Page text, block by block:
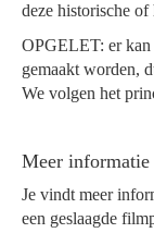
deze historische
OPGELET: er kan
gemaakt worden,
We volgen het
Meer
Je vindt meer
een geslaagde